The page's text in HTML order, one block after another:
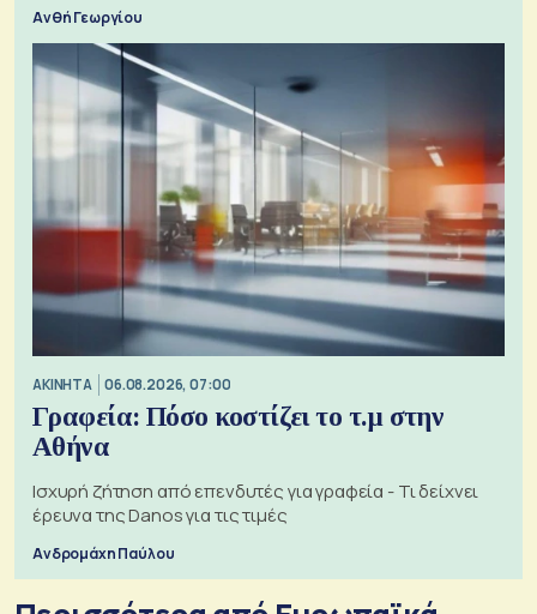
Ανθή Γεωργίου
ΑΚΙΝΗΤΑ 06.08.2026, 07:00
Γραφεία: Πόσο κοστίζει το τ.μ στην
Αθήνα
Ισχυρή ζήτηση από επενδυτές για γραφεία - Τι δείχνει
έρευνα της Danos για τις τιμές
Ανδρομάχη Παύλου